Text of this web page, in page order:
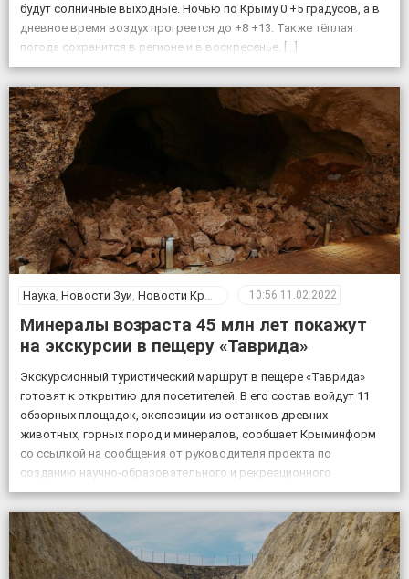
будут солничные выходные. Ночью по Крыму 0 +5 градусов, а в
дневное время воздух прогреется до +8 +13. Также тёплая
погода сохранится в регионе и в воскресенье. […]
Наука Новости Зуи Новости Крыма 10:56 11.02.2022
Минералы возраста 45 млн лет покажут
на экскурсии в пещеру «Таврида»
Экскурсионный туристический маршрут в пещере «Таврида»
готовят к открытию для посетителей. В его состав войдут 11
обзорных площадок, экспозиции из останков древних
животных, горных пород и минералов, сообщает Крыминформ
со ссылкой на сообщения от руководителя проекта по
созданию научно-образовательного и рекреационного
комплекса на базе пещеры Таврида, старшего преподавателя
Крымского федерального университета Геннадия Самохина. «На
протяжении […]